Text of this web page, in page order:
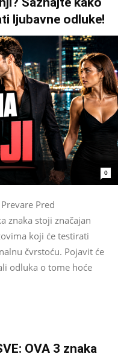
ljubavne odluke!
0
Pred
znaka stoji značajan
koji će testirati
čvrstoću. Pojavit će
odluka o tome hoće
OVA 3 znaka